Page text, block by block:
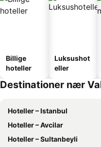
Billige
hoteller
Luksushot
eller
Destinationer nær
Hoteller – Istanbul
Hoteller – Avcilar
Hoteller – Sultanbeyli